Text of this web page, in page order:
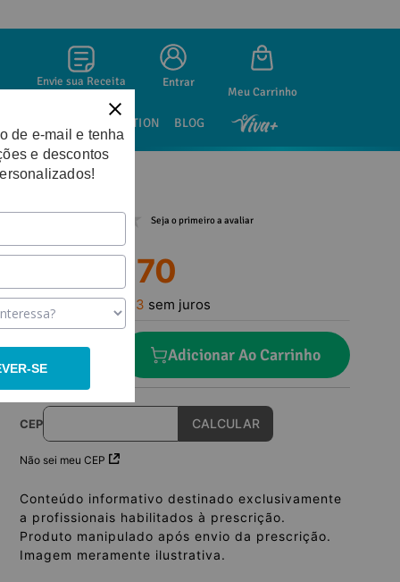
Envie sua Receita Entrar
NUTRITION BLOG
Seja o primeiro a avaliar
105 70
35, 23 sem juros
Adicionar Ao Carrinho
CEP
Não sei meu CEP
Conteúdo informativo destinado exclusivamente
a profissionais habilitados à prescrição.
Produto manipulado após envio da prescrição.
Imagem meramente ilustrativa.
de e-mail e tenha
e descontos
SE